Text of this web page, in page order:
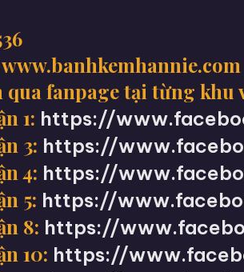
fanpage tại từng khu
1: https://
3: https://
4: https://
5: https://
8: https://
10: https://